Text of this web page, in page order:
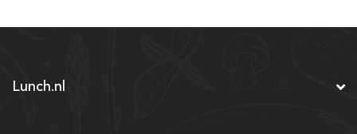
Lunch.nl